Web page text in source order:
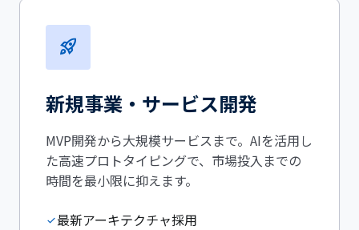
rocket_launch
新規事業・サービス開発
MVP開発から大規模サービスまで。AIを活用し
た高速プロトタイピングで、市場投入までの
時間を最小限に抑えます。
check最新アーキテクチャ採用